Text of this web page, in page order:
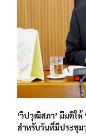
‘วิปวุฒิสภา’ มีมติให้
สำหรับวันที่มีประชุ